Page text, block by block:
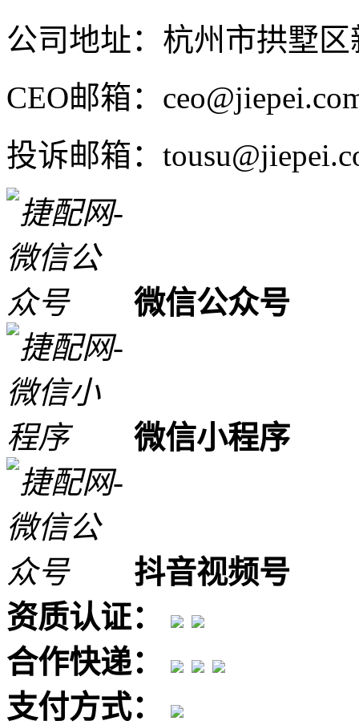
公司地址：杭州市拱墅
CEO邮箱：
投诉邮箱：
微信公众号
微信小程序
抖音视频号
资质认证：
合作快递：
支付方式：